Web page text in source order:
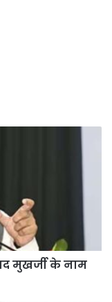
मुखर्जी के नाम